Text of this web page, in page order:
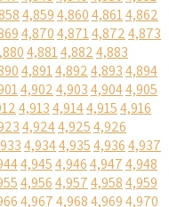
4,8594,8604,8614,862
4,8704,8714,8724,873
4,8814,8824,883
4,8914,8924,8934,894
4,9024,9034,9044,905
4,9134,9144,9154,916
4,9244,9254,926
4,9344,9354,9364,937
4,9454,9464,9474,948
4,9564,9574,9584,959
4,9674,9684,9694,970